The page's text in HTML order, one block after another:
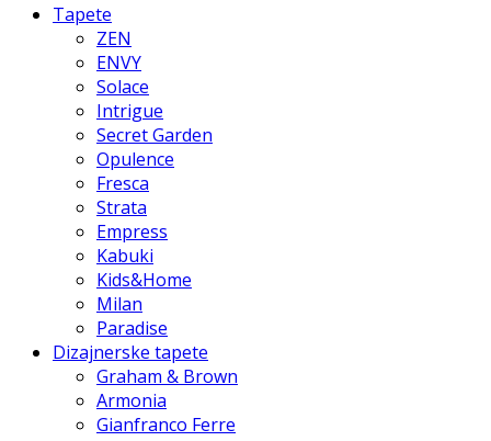
Tapete
ZEN
ENVY
Solace
Intrigue
Secret Garden
Opulence
Fresca
Strata
Empress
Kabuki
Kids&Home
Milan
Paradise
Dizajnerske tapete
Graham & Brown
Armonia
Gianfranco Ferre